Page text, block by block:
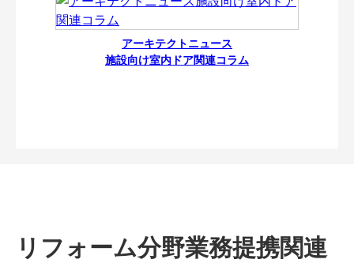
アーキテクトニュース
施設向け室内ドア関連コラム
リフォーム分野業務提携関連